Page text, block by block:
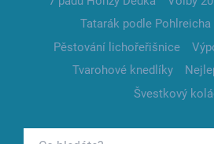
Tatarák podle Pohlreicha
Pěstování lichořeřišnice
Tvarohové knedlíky
Švestkový